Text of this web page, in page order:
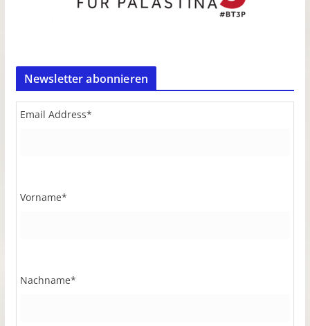
Newsletter abonnieren
Email Address*
Vorname*
Nachname*